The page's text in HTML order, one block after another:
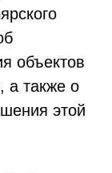
объектов
а также о
этой